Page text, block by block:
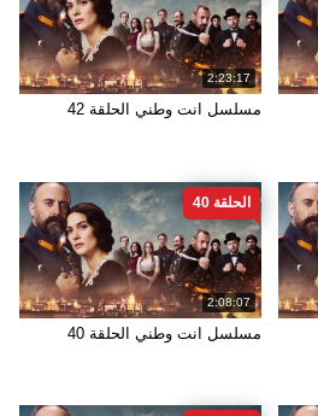
2:23:17
مسلسل انت وطني الحلقة 42
2:08:07
الحلقة 40
مسلسل انت وطني الحلقة 40